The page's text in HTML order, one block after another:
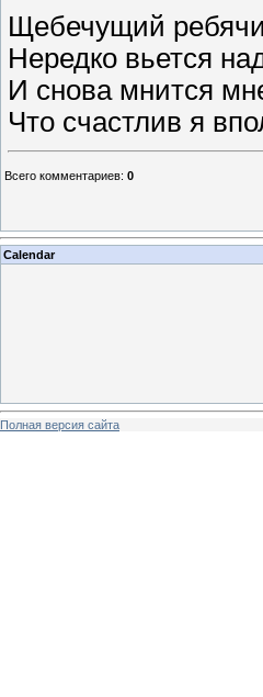
Щебечущий
Нередко вьется
И снова мнится
Что счастлив я
Всего комментариев: 0
Calendar
Полная версия сайта